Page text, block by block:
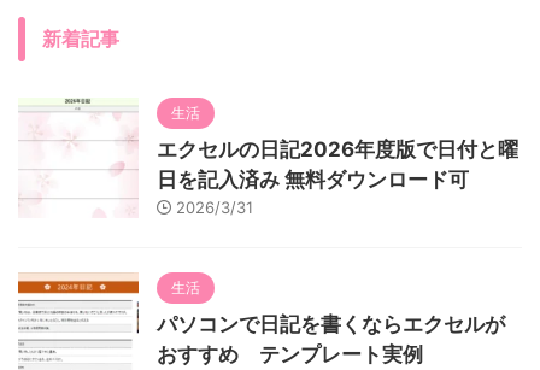
新着記事
生活
エクセルの日記2026年度版で日付と曜
日を記入済み 無料ダウンロード可
2026/3/31
生活
パソコンで日記を書くならエクセルが
おすすめ テンプレート実例